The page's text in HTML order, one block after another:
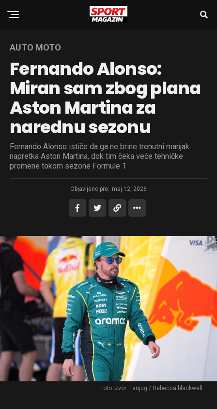
AUTO MOTO
Fernando Alonso:
Miran sam zbog plana
Aston Martina za
narednu sezonu
Fernando Alonso ističe da ga ne brine trenutni manjak
napretka Aston Martina, dok tim čeka veće tehničke
promene tokom sezone Formule 1
Objavljeno pre: maj 12, 2026
Foto Izvor: Tanjug / Rebecca blackwell